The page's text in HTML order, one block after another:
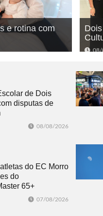
e rotina com
08/
de Dois
disputas de
08/08/2026
do EC Morro
do
65+
07/08/2026